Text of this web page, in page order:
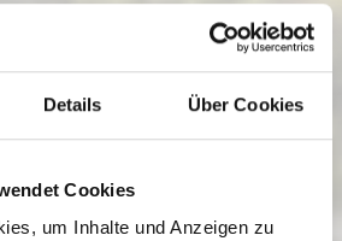
Details Über Cookies
Cookies
um Inhalte und Anzeigen zu